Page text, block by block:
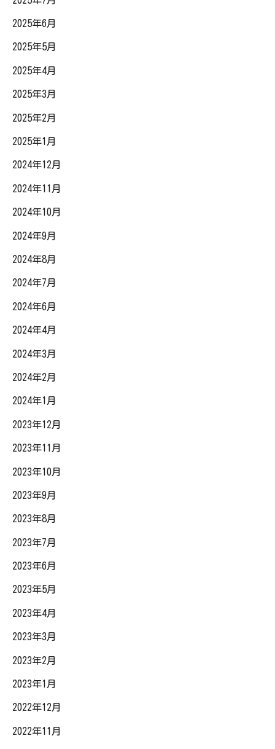
2025年6月
2025年5月
2025年4月
2025年3月
2025年2月
2025年1月
2024年12月
2024年11月
2024年10月
2024年9月
2024年8月
2024年7月
2024年6月
2024年4月
2024年3月
2024年2月
2024年1月
2023年12月
2023年11月
2023年10月
2023年9月
2023年8月
2023年7月
2023年6月
2023年5月
2023年4月
2023年3月
2023年2月
2023年1月
2022年12月
2022年11月